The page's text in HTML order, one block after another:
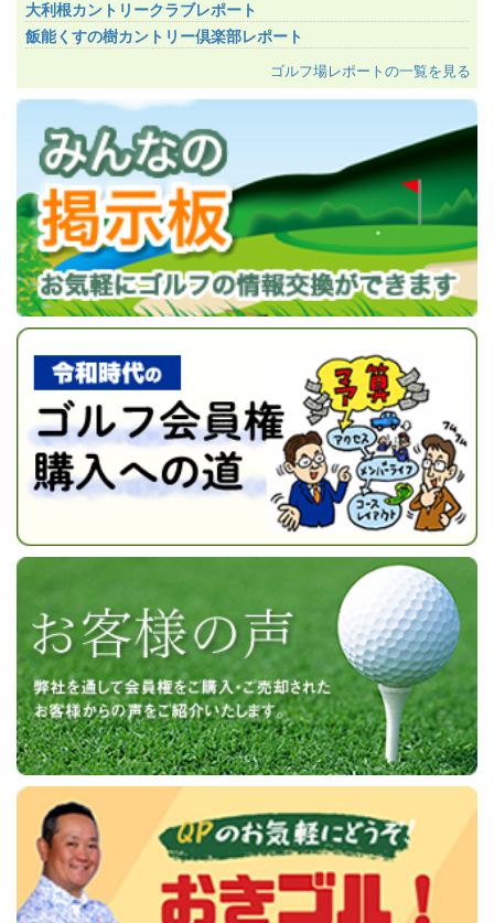
大利根カントリークラブレポート
飯能くすの樹カントリー倶楽部レポート
ゴルフ場レポートの一覧を見る